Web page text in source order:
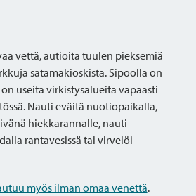
vettä, autioita tuulen pieksemiä
satamakioskista. Sipoolla on
on useita virkistysalueita vapaasti
Nauti eväitä nuotiopaikalla,
hiekkarannalle, nauti
rantavesissä tai virvelöi
myös ilman omaa venettä.